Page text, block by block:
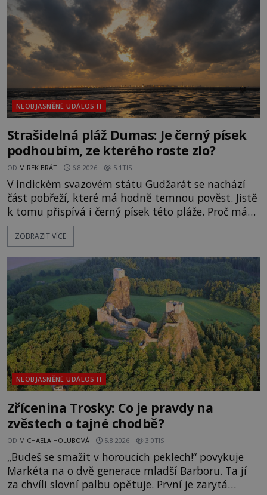
NEOBJASNĚNÉ UDÁLOSTI
Strašidelná pláž Dumas: Je černý písek
podhoubím, ze kterého roste zlo?
OD MIREK BRÁT 6.8.2026 5.1TIS
V indickém svazovém státu Gudžarát se nachází
část pobřeží, které má hodně temnou pověst. Jistě
k tomu přispívá i černý písek této pláže. Proč má
pláž takové netypické zbarvení? Nakolik jsou
pravdivé historky, že zde došlo k nevysvětlitelným
následovat. Vstupujeme na pláž Dumas ve městě
Surat. Gu
ZOBRAZIT VÍCE
NEOBJASNĚNÉ UDÁLOSTI
Zřícenina Trosky: Co je pravdy na
zvěstech o tajné chodbě?
OD MICHAELA HOLUBOVÁ 5.8.2026 3.0TIS
„Budeš se smažit v horoucích peklech!“ povykuje
Markéta na o dvě generace mladší Barboru. Ta jí
za chvíli slovní palbu opětuje. První je zarytá